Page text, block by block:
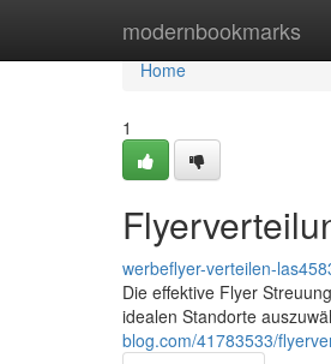
modernbookmarks
Home
Home
1
werbeflyer-verteilen-
Die effektive Flyer
idealen Standorte
blog.com/41783533/